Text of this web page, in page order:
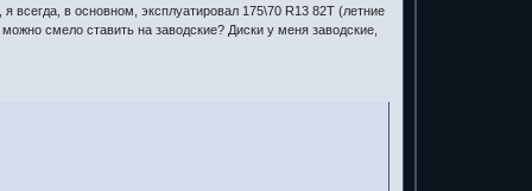
в основном, эксплуатировал 175\70 R13 82Т (летние
смело ставить на заводские? Диски у меня заводские,